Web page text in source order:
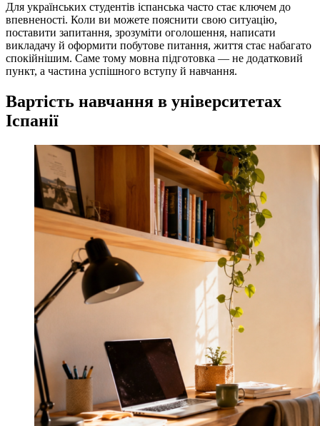
Для українських студентів іспанська часто стає ключем до
впевненості. Коли ви можете пояснити свою ситуацію,
поставити запитання, зрозуміти оголошення, написати
викладачу й оформити побутове питання, життя стає набагато
спокійнішим. Саме тому мовна підготовка — не додатковий
пункт, а частина успішного вступу й навчання.
Вартість навчання в університетах
Іспанії